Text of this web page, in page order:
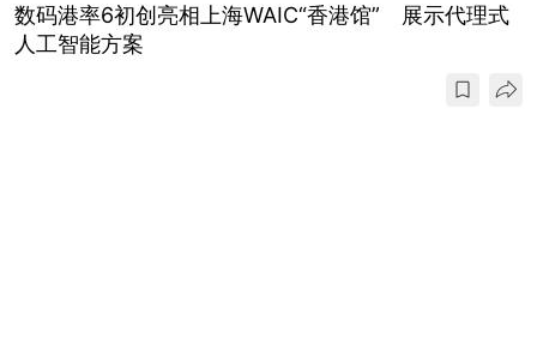
数码港率6初创亮相上海WAIC“香港馆” 展示代理式
人工智能方案